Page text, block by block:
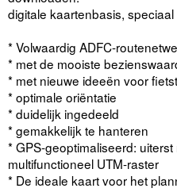
digitale kaartenbasis,
* Volwaardig ADFC-
* met de mooiste
* met nieuwe ideeën voor
* optimale oriëntatie
* duidelijk ingedeeld
* gemakkelijk te hanteren
* GPS-geoptimaliseerd:
multifunctioneel UTM-raster
* De ideale kaart voor het